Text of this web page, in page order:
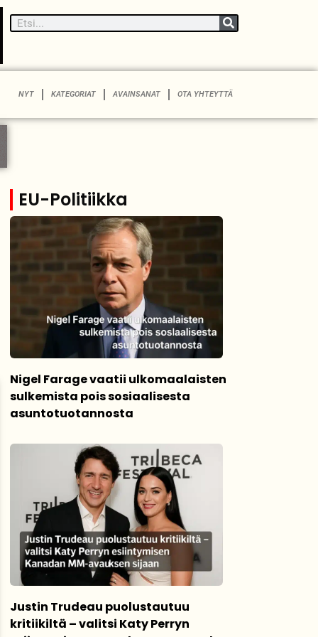
NYT KATEGORIAT AVAINSANAT OTA YHTEYTTÄ
EU-Politiikka
Nigel Farage vaatii ulkomaalaisten
sulkemista pois sosiaalisesta
asuntotuotannosta
Justin Trudeau puolustautuu
kritiikiltä – valitsi Katy Perryn